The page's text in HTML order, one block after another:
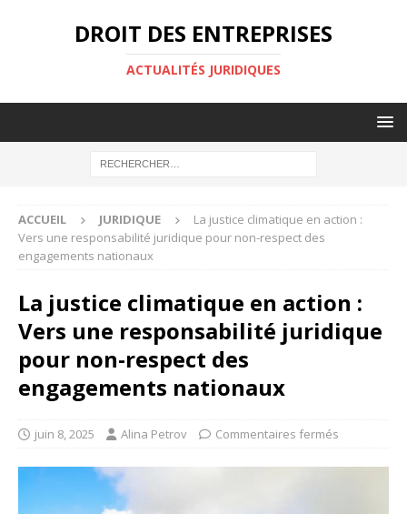
DROIT DES ENTREPRISES
ACTUALITÉS JURIDIQUES
ACCUEIL JURIDIQUE
La justice climatique en action :
Vers une responsabilité juridique pour non-respect des
engagements nationaux
La justice climatique en action :
Vers une responsabilité juridique
pour non-respect des
engagements nationaux
juin 8, 2025 Alina Petrov Commentaires fermés